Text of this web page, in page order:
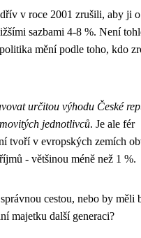
v roce 2001 zrušili, aby ji
sazbami 4-8 %. Není
mění podle toho, kdo
určitou výhodu České
jednotlivců. Je ale fér
tvoří v evropských zemích
- většinou méně než 1 %.
cestou, nebo by měli
majetku další generaci?